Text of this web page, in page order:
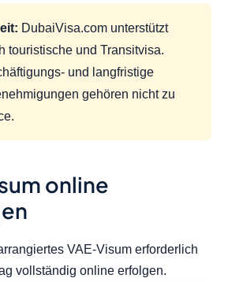
DubaiVisa.com unterstützt
touristische und Transitvisa.
und langfristige
gehören nicht zu
online
VAE-Visum erforderlich
vollständig online erfolgen.